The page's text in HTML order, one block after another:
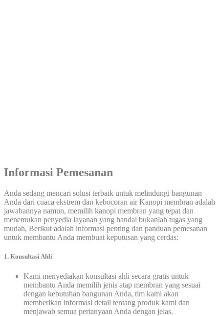
Informasi Pemesanan
Anda sedang mencari solusi terbaik untuk melindungi bangunan
Anda dari cuaca ekstrem dan kebocoran air Kanopi membran adalah
jawabannya namun, memilih kanopi membran yang tepat dan
menemukan penyedia layanan yang handal bukanlah tugas yang
mudah, Berikut adalah informasi penting dan panduan pemesanan
untuk membantu Anda membuat keputusan yang cerdas:
1. Konsultasi Ahli
Kami menyediakan konsultasi ahli secara gratis untuk
membantu Anda memilih jenis atap membran yang sesuai
dengan kebutuhan bangunan Anda, tim kami akan
memberikan informasi detail tentang produk kami dan
menjawab semua pertanyaan Anda dengan jelas.